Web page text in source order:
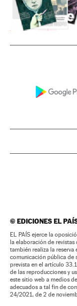
©EDICIONES EL
EL PAÍS ejerce la
la elaboración de
también realiza la
comunicación pública de
prevista en el artículo
de las reproducciones y
este sitio web a medios
adecuados a tal fin de
24/2021, de 2 de